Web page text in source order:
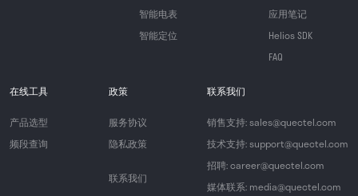
智能电表
智能定位
应用笔记
Helios SDK
FAQ
在线工具
产品选型
频段查询
政策
服务协议
隐私政策
联系我们
联系我们
销售支持: sales@quectel.com
技术支持: support@quectel.com
招聘: career@quectel.com
媒体联系: media@quectel.com